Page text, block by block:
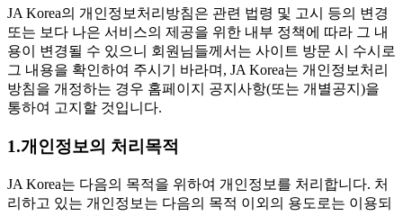
JA Korea의 개인정보처리방침은 관련 법령 및 고시 등의 변경
또는 보다 나은 서비스의 제공을 위한 내부 정책에 따라 그 내
용이 변경될 수 있으니 회원님들께서는 사이트 방문 시 수시로
그 내용을 확인하여 주시기 바라며, JA Korea는 개인정보처리
방침을 개정하는 경우 홈페이지 공지사항(또는 개별공지)을
통하여 고지할 것입니다.
1.개인정보의 처리목적
JA Korea는 다음의 목적을 위하여 개인정보를 처리합니다. 처
리하고 있는 개인정보는 다음의 목적 이외의 용도로는 이용되